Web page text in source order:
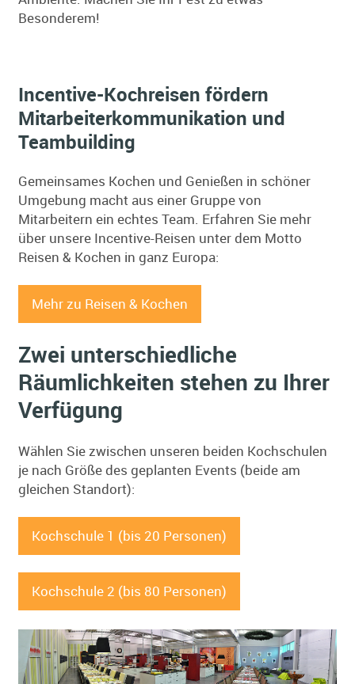
Besonderem!
Incentive-Kochreisen fördern
Mitarbeiterkommunikation und
Teambuilding
Gemeinsames Kochen und Genießen in schöner
Umgebung macht aus einer Gruppe von
Mitarbeitern ein echtes Team. Erfahren Sie mehr
über unsere Incentive-Reisen unter dem Motto
Reisen & Kochen in ganz Europa:
Mehr zu Reisen & Kochen
Zwei unterschiedliche
Räumlichkeiten stehen zu Ihrer
Verfügung
Wählen Sie zwischen unseren beiden Kochschulen
je nach Größe des geplanten Events (beide am
gleichen Standort):
Kochschule 1 (bis 20 Personen)
Kochschule 2 (bis 80 Personen)